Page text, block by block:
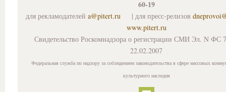
60-19
для рекламодателей a@pitert.ru | для пресс-релизов
www.pitert.ru
Свидетельство Роскомнадзора о регистрации СМИ Эл. N ФС
22.02.2007
Федеральная служба по надзору за соблюдением законодательства в сфере массовых
культурного наследия